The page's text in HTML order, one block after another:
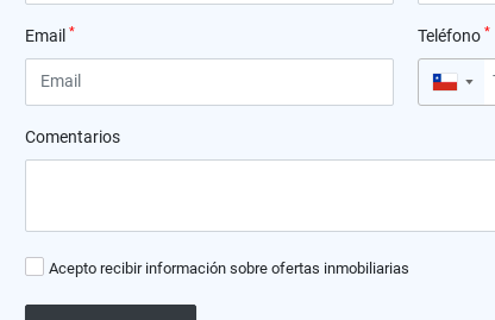
Email * Teléfono *
▼
Comentarios
Acepto recibir información sobre ofertas inmobiliarias